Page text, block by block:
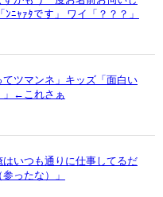
ﾆｬｧﾀです」 ワイ「？？？」
てツマンネ」キッズ「面白い
」←これさぁ
いつも通りに仕事してるだ
ったな）」